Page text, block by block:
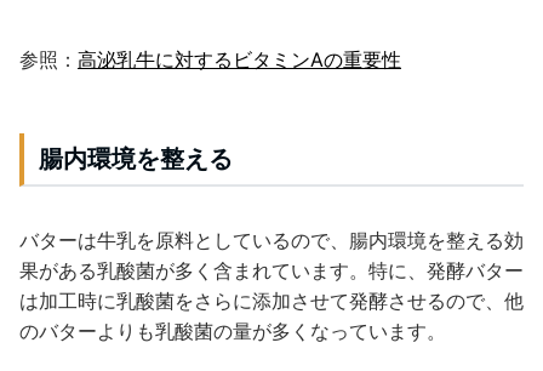
参照： 高泌乳牛に対するビタミンAの重要性
腸内環境を整える
バターは牛乳を原料としているので、腸内環境を整える効
果がある乳酸菌が多く含まれています。特に、発酵バター
は加工時に乳酸菌をさらに添加させて発酵させるので、他
のバターよりも乳酸菌の量が多くなっています。